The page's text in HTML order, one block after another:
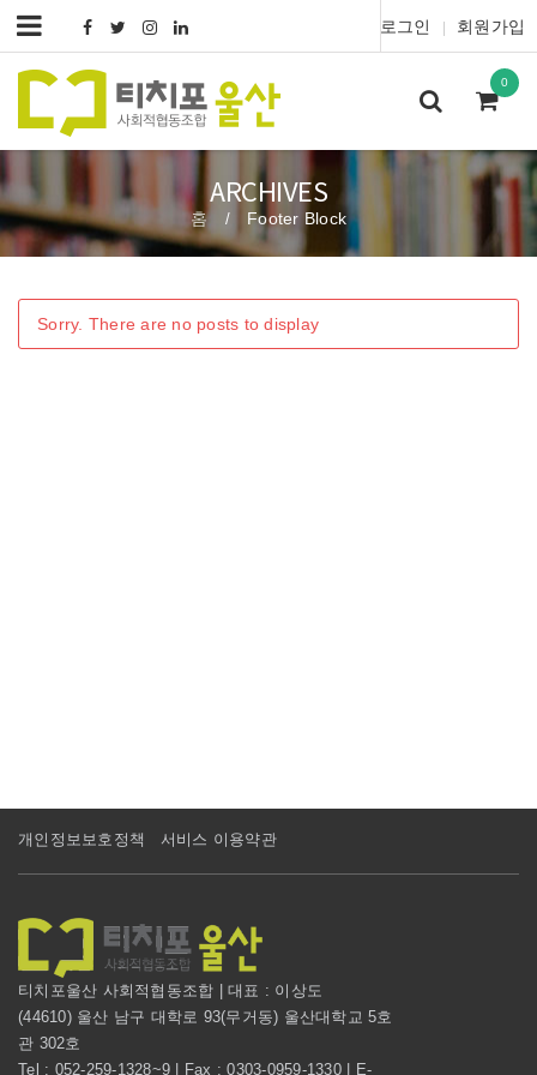
로그인 회원가입
0
ARCHIVES
홈 / Footer Block
Sorry. There are no posts to display
개인정보보호정책 서비스 이용약관
티치포울산 사회적협동조합 | 대표 : 이상도
(44610) 울산 남구 대학로 93(무거동) 울산대학교 5호
관 302호
Tel : 052-259-1328~9 | Fax : 0303-0959-1330 | E-